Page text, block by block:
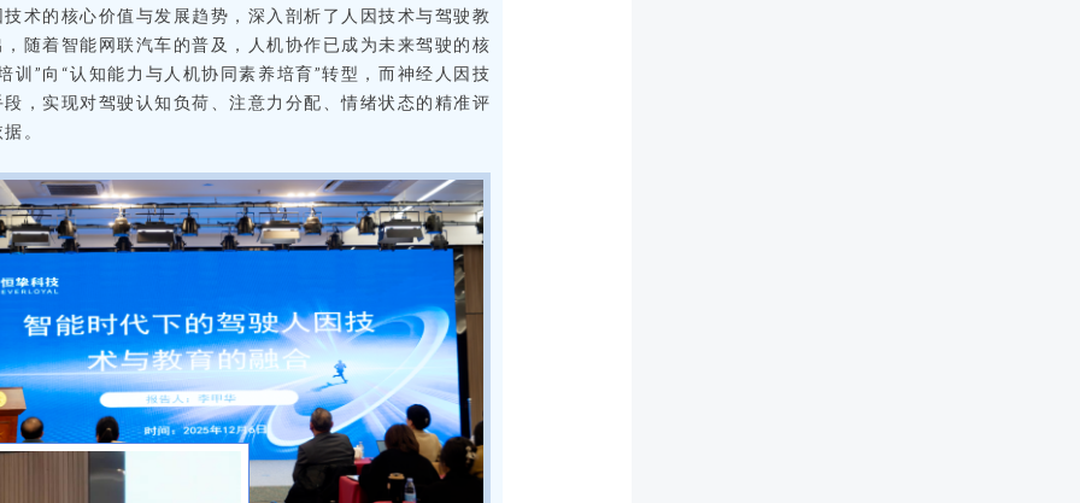
术的核心价值与发展趋势，深入剖析了人因技术与驾驶教
随着智能网联汽车的普及，人机协作已成为未来驾驶的核
训”向“认知能力与人机协同素养培育”转型，而神经人因技
，实现对驾驶认知负荷、注意力分配、情绪状态的精准评
。